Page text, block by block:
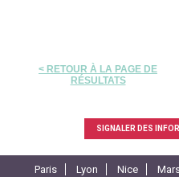
< RETOUR À LA PAGE DE
RÉSULTATS
SIGNALER DES
Paris Lyon Nice